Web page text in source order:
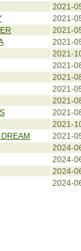
2021-
2021-
2021-
2021-
2021-
2021-
2021-
2021-
2021-
2021-
2021-
2021-
2024-
2024-
2024-
2024-